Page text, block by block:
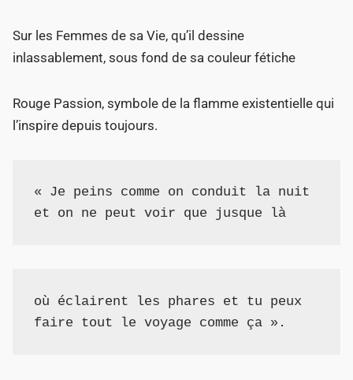
Sur les Femmes de sa Vie, qu’il dessine
inlassablement, sous fond de sa couleur fétiche
Rouge Passion, symbole de la flamme existentielle qui
l’inspire depuis toujours.
« Je peins comme on conduit la nuit
et on ne peut voir que jusque là
où éclairent les phares et tu peux
faire tout le voyage comme ça ».